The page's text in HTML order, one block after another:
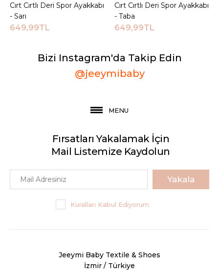
Sepete Ekle
Cırt Cırtlı Deri Spor Ayakkabı
- Sarı
649,99TL
Sepete Ekle
Cırt Cırtlı Deri Spor Ayakkabı
- Taba
649,99TL
Bizi Instagram'da Takip Edin
@jeeymibaby
MENU
Fırsatları Yakalamak İçin
Mail Listemize Kaydolun
Yakala
Kuralları Kabul Ediyorum
Jeeymi Baby Textile & Shoes
İzmir / Türkiye